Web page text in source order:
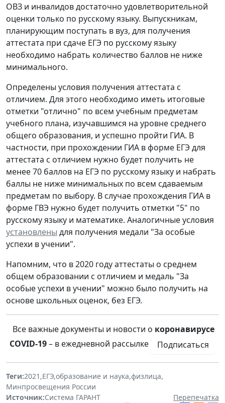
ОВЗ и инвалидов достаточно удовлетворительной
оценки только по русскому языку. Выпускникам,
планирующим поступать в вуз, для получения
аттестата при сдаче ЕГЭ по русскому языку
необходимо набрать количество баллов не ниже
минимального.
Определены условия получения аттестата с
отличием. Для этого необходимо иметь итоговые
отметки "отлично" по всем учебным предметам
учебного плана, изучавшимся на уровне среднего
общего образования, и успешно пройти ГИА. В
частности, при прохождении ГИА в форме ЕГЭ для
аттестата с отличием нужно будет получить не
менее 70 баллов на ЕГЭ по русскому языку и набрать
баллы не ниже минимальных по всем сдаваемым
предметам по выбору. В случае прохождения ГИА в
форме ГВЭ нужно будет получить отметки "5" по
русскому языку и математике. Аналогичные условия
установлены для получения медали "За особые
успехи в учении".
Напомним, что в 2020 году аттестаты о среднем
общем образовании с отличием и медаль "За
особые успехи в учении" можно было получить на
основе школьных оценок, без ЕГЭ.
Все важные документы и новости о коронавирусе
COVID-19– в ежедневной рассылке Подписаться
Теги:2021 ,ЕГЭ,образование и наука,физлица,
Минпросвещения России
Источник:Система ГАРАНТ
Перепечатка